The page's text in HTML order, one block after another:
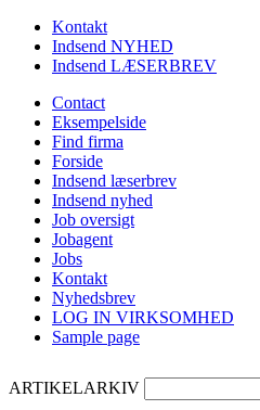
Kontakt
Indsend NYHED
Indsend LÆSERBREV
Contact
Eksempelside
Find firma
Forside
Indsend læserbrev
Indsend nyhed
Job oversigt
Jobagent
Jobs
Kontakt
Nyhedsbrev
LOG IN VIRKSOMHED
Sample page
ARTIKELARKIV